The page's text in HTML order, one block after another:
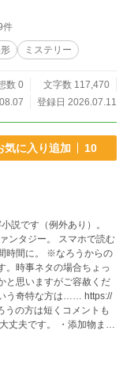
名前を付けて、を完成
部へ流した容疑で連
も、白組の閉鎖も、す
袖をまく
――座馬颯真。 長
《ザマス王子》。
言うじゃない。ザマスザ
それ？」 しかし、
提供。 その上、なぜか
すか？」 「朝食を抜く
ろ」「お前はオカンか」
。冷血なはずのザマス
化学。相
栄と社内政治を、成分
件
ミステリー
数 0
文字数 117,470
登録日 2026.07.11
気に入り追加 10
説です（例外あり）。
ンタジー。 スマホで読む
時間に。 ※なろうからの
。時事ネタの場合ちょっ
と思いますがご容赦くだ
う奇特な方は…… https://
の方は短くコメントも
く吸血鬼の話 ・高層マ